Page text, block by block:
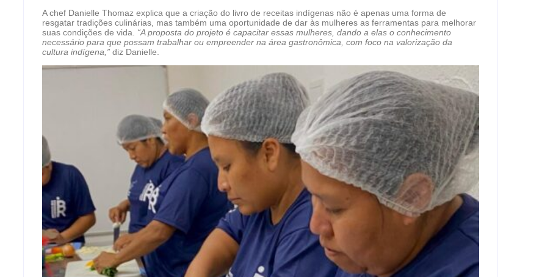
A chef Danielle Thomaz explica que a criação do livro de receitas indígenas não é apenas uma forma de
resgatar tradições culinárias, mas também uma oportunidade de dar às mulheres as ferramentas para melhorar
suas condições de vida. “A proposta do projeto é capacitar essas mulheres, dando a elas o conhecimento
necessário para que possam trabalhar ou empreender na área gastronômica, com foco na valorização da
cultura indígena,” diz Danielle.